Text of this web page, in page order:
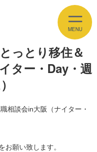
っとり移住＆
ター・Day・週
相談会in大阪（ナイター・
願い致します。